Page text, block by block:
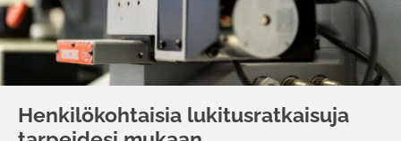
Henkilökohtaisia lukitusratkaisuja